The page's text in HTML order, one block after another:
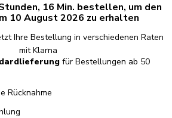
16 Min. bestellen, um den
10 August 2026 zu erhalten
Ihre Bestellung in verschiedenen Raten
mit Klarna
für Bestellungen ab 50
Rücknahme